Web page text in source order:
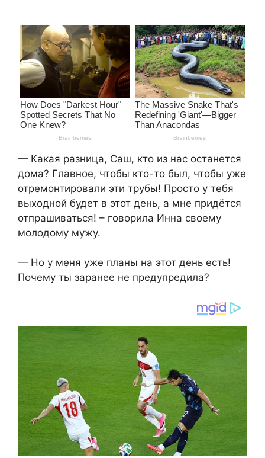
— Какая разница, Саш, кто из нас останется
дома? Главное, чтобы кто-то был, чтобы уже
отремонтировали эти трубы! Просто у тебя
выходной будет в этот день, а мне придётся
отпрашиваться! – говорила Инна своему
молодому мужу.
— Но у меня уже планы на этот день есть!
Почему ты заранее не предупредила?